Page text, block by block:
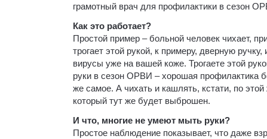
грамотный врач для профилактики в сезон
Как это работает?
Простой пример – больной человек чихает,
трогает этой рукой, к примеру, дверную
вирусы уже на вашей коже. Трогаете этой
руки в сезон ОРВИ – хорошая профилактика
же самое. А чихать и кашлять, кстати, по
который тут же будет выброшен.
И что, многие не умеют мыть руки?
Простое наблюдение показывает, что даже